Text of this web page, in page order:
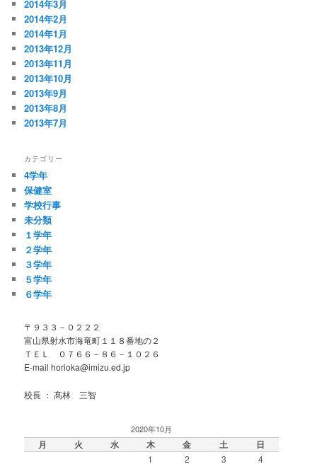
2014年3月
2014年2月
2014年1月
2013年12月
2013年11月
2013年10月
2013年9月
2013年8月
2013年7月
カテゴリー
4学年
保健室
学校行事
未分類
１学年
２学年
３学年
５学年
６学年
〒９３３－０２２２
富山県射水市海竜町１１８番地の２
ＴＥＬ ０７６６－８６－１０２６
E-mail horioka@imizu.ed.jp
校長 ： 髙林 三智
2020年10月
月 火 水 木 金 土 日
1 2 3 4